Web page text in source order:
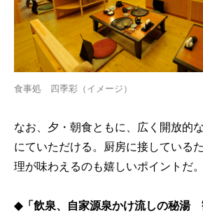
食事処 四季彩（イメージ）
なお、夕・朝食ともに、広く開放的
にていただける。厨房に接している
理が味わえるのも嬉しいポイントだ。
◆「飲泉、自家源泉かけ流しの秘湯